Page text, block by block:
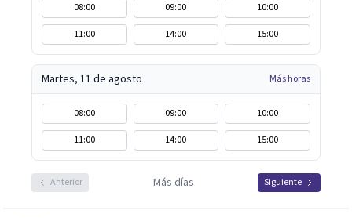
08:00 09:00
10:00
11:00
14:00 15:00
Martes, 11 de agosto Más horas
08:00 09:00
10:00
11:00
14:00 15:00
Anterior Más días Siguiente